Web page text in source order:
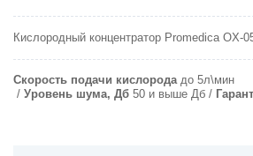
Кислородный концентратор Promedica OX-
Скорость подачи кислорода до 5л\мин
Уровень шума, Дб 50 и выше Дб